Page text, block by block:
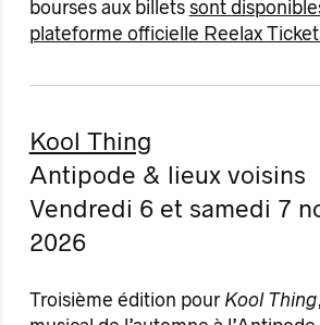
bourses aux billets sont
plateforme officielle Reelax
Kool Thing
Antipode & lieux voisins
Vendredi 6 et samedi 7
2026
Troisième édition pour Kool Thing